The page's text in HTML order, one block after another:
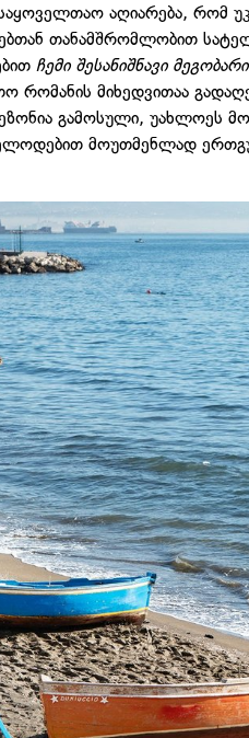
აღიარება, რომ
თანამშრომლობით
ჩემი შესანიშნავი მეგობარი
რომანის მიხედვითაა
გამოსული, უახლოეს
მოუთმენლად